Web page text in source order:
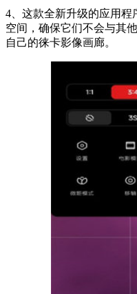
4、这款全新升级的应用
空间，确保它们不会与其
自己的徕卡影像画廊。